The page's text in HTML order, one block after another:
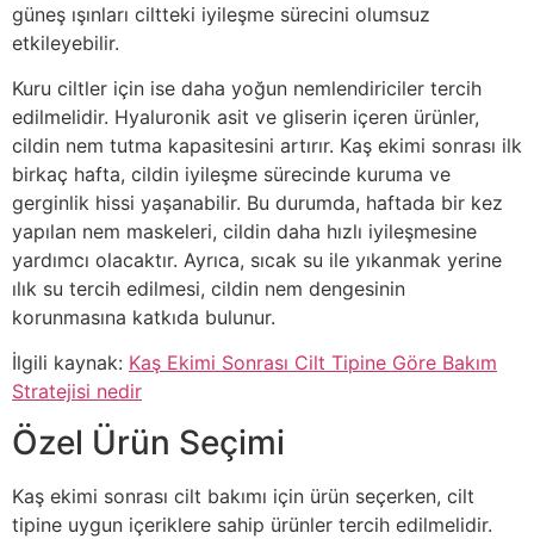
güneş ışınları ciltteki iyileşme sürecini olumsuz
etkileyebilir.
Kuru ciltler için ise daha yoğun nemlendiriciler tercih
edilmelidir. Hyaluronik asit ve gliserin içeren ürünler,
cildin nem tutma kapasitesini artırır. Kaş ekimi sonrası ilk
birkaç hafta, cildin iyileşme sürecinde kuruma ve
gerginlik hissi yaşanabilir. Bu durumda, haftada bir kez
yapılan nem maskeleri, cildin daha hızlı iyileşmesine
yardımcı olacaktır. Ayrıca, sıcak su ile yıkanmak yerine
ılık su tercih edilmesi, cildin nem dengesinin
korunmasına katkıda bulunur.
İlgili kaynak: Kaş Ekimi Sonrası Cilt Tipine Göre Bakım
Stratejisi nedir
Özel Ürün Seçimi
Kaş ekimi sonrası cilt bakımı için ürün seçerken, cilt
tipine uygun içeriklere sahip ürünler tercih edilmelidir.